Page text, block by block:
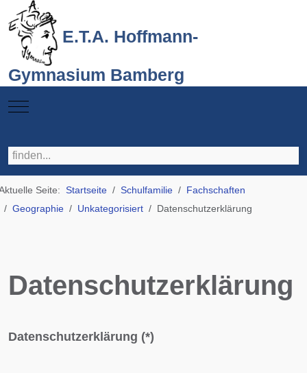
E.T.A. Hoffmann-
Gymnasium Bamberg
Mobile Menu Toggle
Seite: Startseite Schulfamilie
Fachschaften
Geographie
Unkategorisiert Datenschutzerklärung
Datenschutzerklärung
Datenschutzerklärung (*)